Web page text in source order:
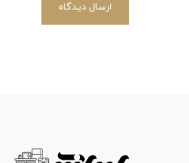
ارسال دیدگاه